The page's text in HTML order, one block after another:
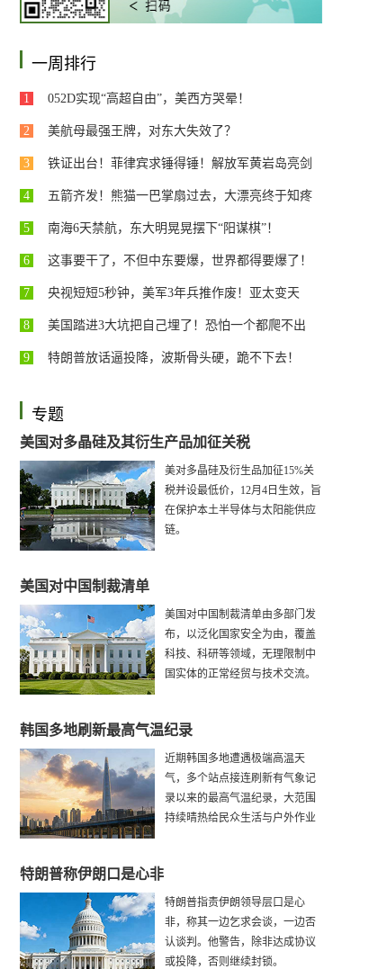
一周排行
1 052D实现“高超自由”，美西方哭晕！
2 美航母最强王牌，对东大失效了？
3 铁证出台！菲律宾求锤得锤！解放军黄岩岛亮剑
4 五箭齐发！熊猫一巴掌扇过去，大漂亮终于知疼
5 南海6天禁航，东大明晃晃摆下“阳谋棋”！
6 这事要干了，不但中东要爆，世界都得要爆了！
7 央视短短5秒钟，美军3年兵推作废！亚太变天
8 美国踏进3大坑把自己埋了！恐怕一个都爬不出
9 特朗普放话逼投降，波斯骨头硬，跪不下去！
专题
美国对多晶硅及其衍生产品加征关税
美对多晶硅及衍生品加征15%关
税并设最低价，12月4日生效，旨
在保护本土半导体与太阳能供应
链。
美国对中国制裁清单
美国对中国制裁清单由多部门发
布，以泛化国家安全为由，覆盖
科技、科研等领域，无理限制中
国实体的正常经贸与技术交流。
韩国多地刷新最高气温纪录
近期韩国多地遭遇极端高温天
气，多个站点接连刷新有气象记
录以来的最高气温纪录，大范围
持续晴热给民众生活与户外作业
特朗普称伊朗口是心非
特朗普指责伊朗领导层口是心
非，称其一边乞求会谈，一边否
认谈判。他警告，除非达成协议
或投降，否则继续封锁。